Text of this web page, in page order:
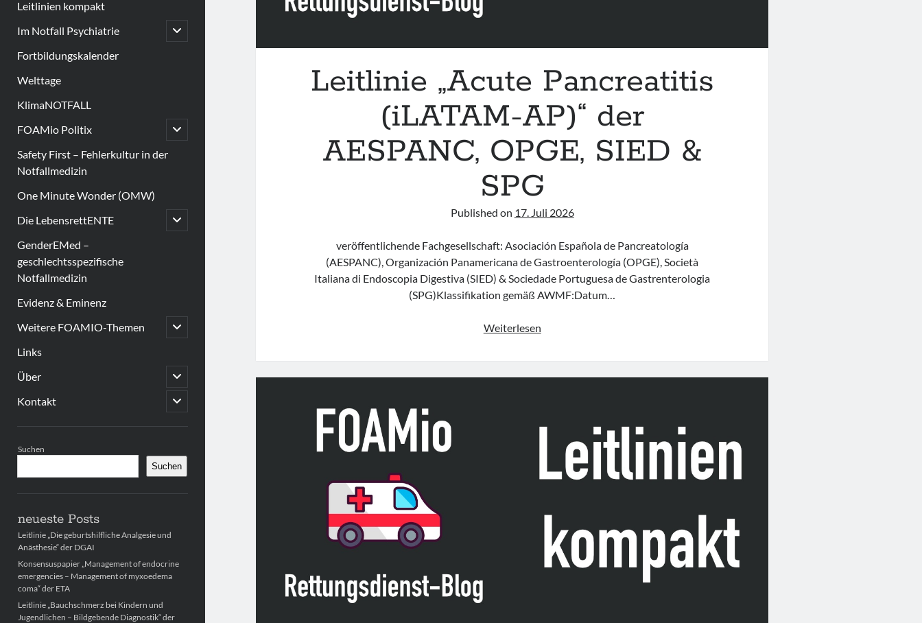
Leitlinien kompakt
Im Notfall Psychiatrie
open
child
Fortbildungskalender
Welttage
KlimaNOTFALL
FOAMio Politix
open
child
Safety First – Fehlerkultur in der
Notfallmedizin
One Minute Wonder (OMW)
Die LebensrettENTE
open
child
GenderEMed –
geschlechtsspezifische
Notfallmedizin
Evidenz & Eminenz
Weitere FOAMIO-Themen
open
child
Links
Über
open
child
menu
Kontakt
open
child
Suchen
Suchen
neueste Posts
Leitlinie „Die geburtshilfliche Analgesie und
Anästhesie“ der DGAI
Konsensuspapier „Management of endocrine
emergencies – Management of myxoedema
coma“ der ETA
Leitlinie „Bauchschmerz bei Kindern und
Jugendlichen – Bildgebende Diagnostik“ der
Leitlinie „Acute Pancreatitis
(iLATAM-AP)“ der
AESPANC, OPGE, SIED &
SPG
Published on 17. Juli 2026
veröffentlichende Fachgesellschaft: Asociación Española de Pancreatología
(AESPANC), Organización Panamericana de Gastroenterología (OPGE), Società
Italiana di Endoscopia Digestiva (SIED) & Sociedade Portuguesa de Gastrenterologia
(SPG)Klassifikation gemäß AWMF:Datum…
WeiterlesenLeitlinie
(iLATAM-
AESPANC,
OPGE,
&